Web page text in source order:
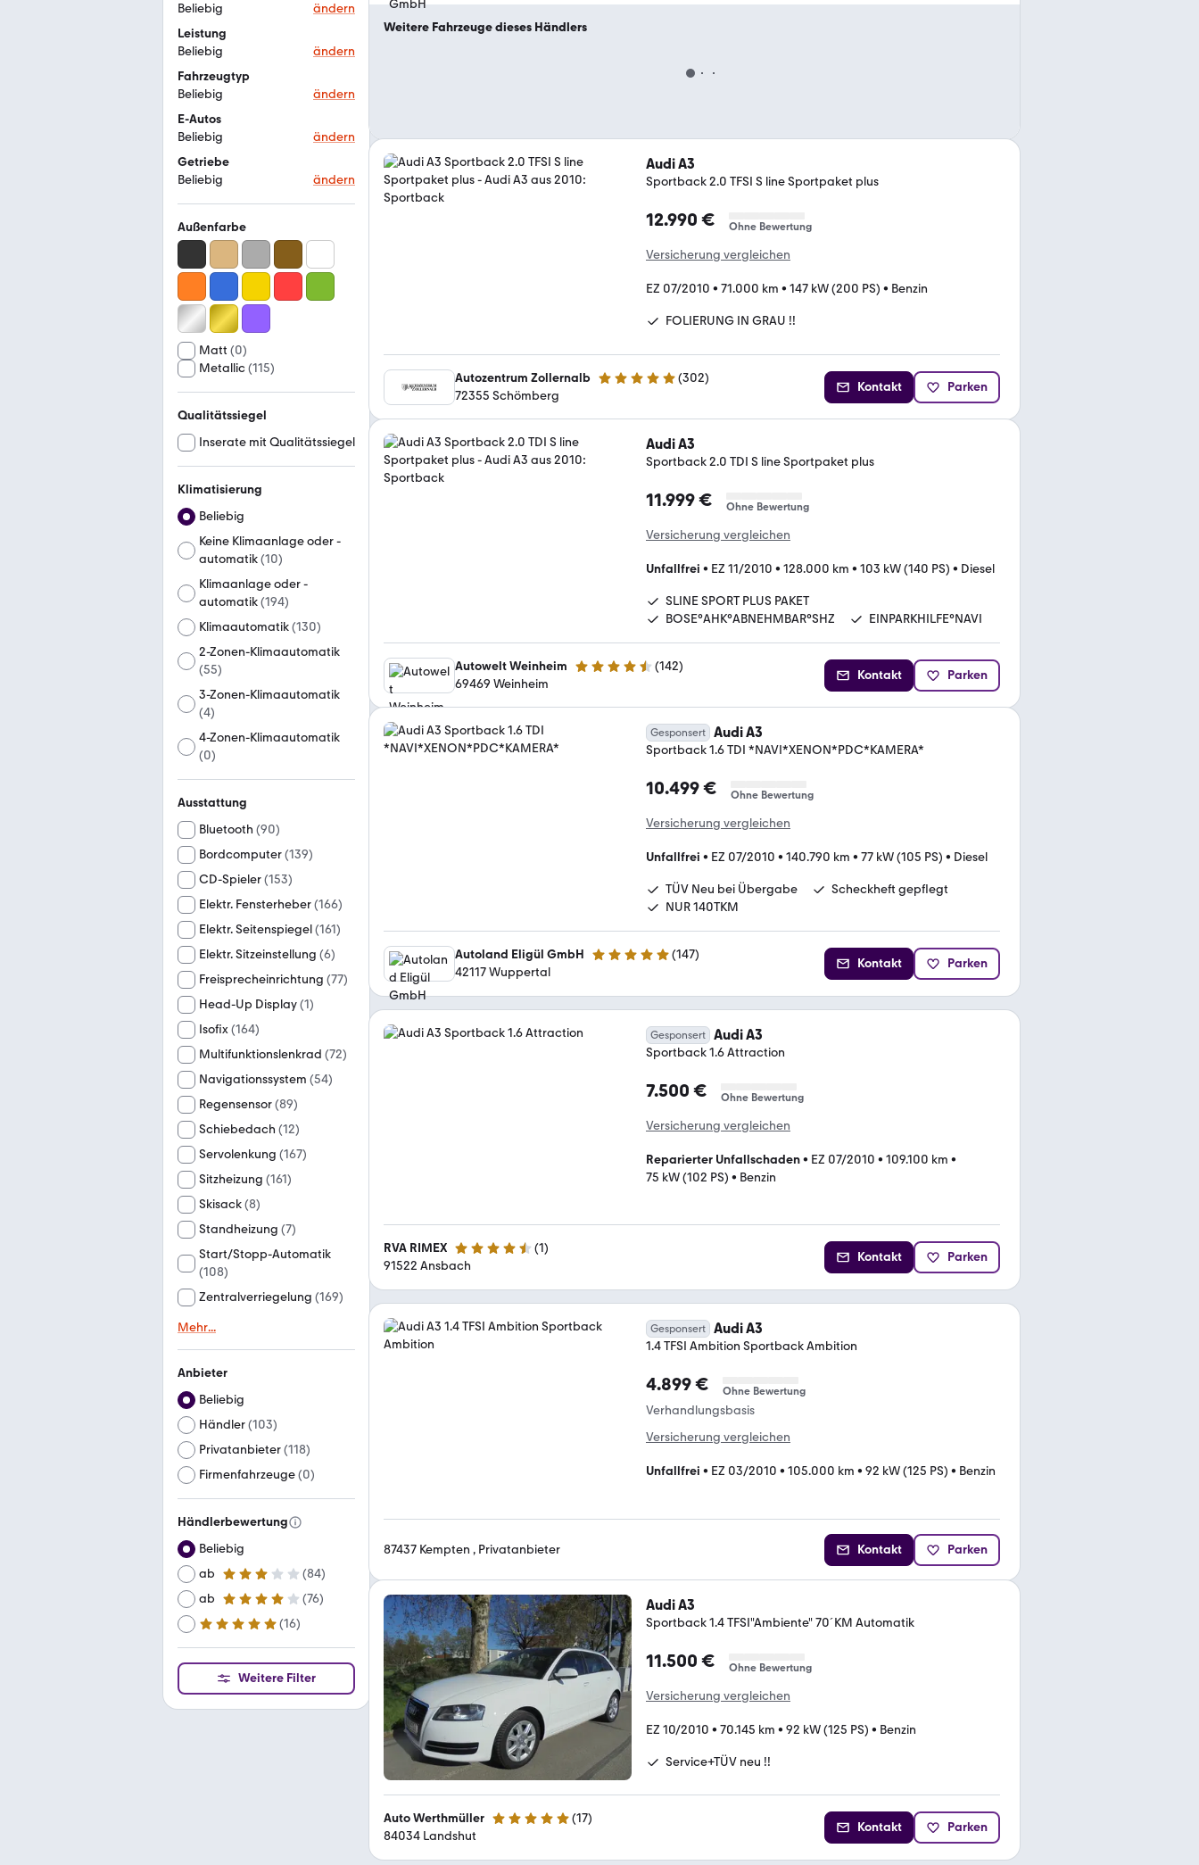
Beliebig
ändern
Leistung
Beliebig
ändern
Fahrzeugtyp
Beliebig
ändern
E-Autos
Beliebig
ändern
Getriebe
Beliebig
ändern
Außenfarbe
Matt (0)
Metallic(115)
Qualitätssiegel
Inserate mit Qualitätssiegel
Klimatisierung
Beliebig
Keine Klimaanlage oder -
automatik(10)
Klimaanlage oder -
automatik(194)
Klimaautomatik(130)
2-Zonen-Klimaautomatik
(55)
3-Zonen-Klimaautomatik
(4)
4-Zonen-Klimaautomatik
(0)
Ausstattung
Bluetooth (90)
Bordcomputer(139)
CD-Spieler(153)
Elektr. Fensterheber(166)
Elektr. Seitenspiegel(161)
Elektr. Sitzeinstellung (6)
Freisprecheinrichtung (77)
Head-Up Display(1)
Isofix(164)
Multifunktionslenkrad (72)
Navigationssystem (54)
Regensensor(89)
Schiebedach (12)
Servolenkung (167)
Sitzheizung (161)
Skisack(8)
Standheizung (7)
Start/Stopp-Automatik
(108)
Zentralverriegelung (169)
Mehr...
Anbieter
Beliebig
Händler(103)
Privatanbieter(118)
Firmenfahrzeuge(0)
Händlerbewertung
Beliebig
ab
3 Sterne (84)
ab
4 Sterne (76)
ab
5 Sterne (16)
Weitere Filter
Weitere Fahrzeuge dieses Händlers
Audi A3
Sportback 2.0 TFSI S line Sportpaket plus
12.990 € Ohne Bewertung
Versicherung vergleichen
EZ 07/2010 • 71.000 km • 147 kW (200 PS) • Benzin
FOLIERUNG IN GRAU !!
Autozentrum Zollernalb 4.9 Sterne (302)
72355 Schömberg
Kontakt Parken
Audi A3
Sportback 2.0 TDI S line Sportpaket plus
11.999 € Ohne Bewertung
Versicherung vergleichen
Unfallfrei • EZ 11/2010 • 128.000 km • 103 kW (140 PS) • Diesel
SLINE SPORT PLUS PAKET
BOSE°AHK°ABNEHMBAR°SHZ
EINPARKHILFE°NAVI
Autowelt Weinheim 4.7 Sterne (142)
69469 Weinheim
Kontakt Parken
Gesponsert Audi A3
Sportback 1.6 TDI *NAVI*XENON*PDC*KAMERA*
10.499 € Ohne Bewertung
Versicherung vergleichen
Unfallfrei • EZ 07/2010 • 140.790 km • 77 kW (105 PS) • Diesel
TÜV Neu bei Übergabe
Scheckheft gepflegt
NUR 140TKM
Autoland Eligül GmbH 4.9 Sterne (147)
42117 Wuppertal
Kontakt Parken
Gesponsert Audi A3
Sportback 1.6 Attraction
7.500 € Ohne Bewertung
Versicherung vergleichen
Reparierter Unfallschaden• EZ 07/2010 • 109.100 km •
75 kW (102 PS) • Benzin
RVA RIMEX 4.3 Sterne (1)
91522 Ansbach
Kontakt Parken
Gesponsert Audi A3
1.4 TFSI Ambition Sportback Ambition
4.899 € Ohne Bewertung
Verhandlungsbasis
Versicherung vergleichen
Unfallfrei • EZ 03/2010 • 105.000 km • 92 kW (125 PS) • Benzin
87437 Kempten , Privatanbieter Kontakt Parken
Audi A3
Sportback 1.4 TFSI"Ambiente" 70´KM Automatik
11.500 € Ohne Bewertung
Versicherung vergleichen
EZ 10/2010 • 70.145 km • 92 kW (125 PS) • Benzin
Service+TÜV neu !!
Auto Werthmüller 5 Sterne (17)
84034 Landshut
Kontakt Parken